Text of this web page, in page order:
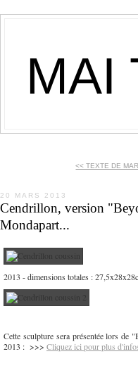
MAI
<< TEXTE DE
20 MARS 2013
Cendrillon, version
Mondapart...
2013 - dimensions totales :
Cette sculpture sera présentée lors
2013 : >>> Cliquez ici pour plus